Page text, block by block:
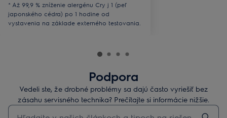
* Až 99,9 % zníženie alergénu Cry j 1 (peľ
japonského cédra) po 1 hodine od
vystavenia na základe externého testovania.
Podpora
Vedeli ste, že drobné problémy sa dajú často vyriešiť bez
zásahu servisného technika? Prečítajte si informácie nižšie.
Pre vyhľadávanie v článkoch technickej podpory začnite písať